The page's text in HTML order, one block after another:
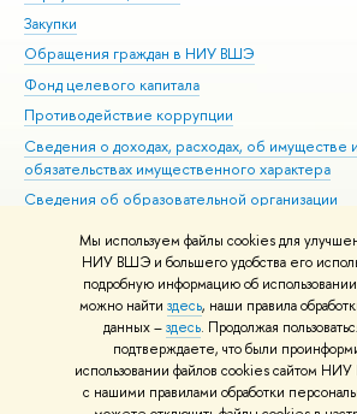
Мы используем файлы cookies для
НИУ ВШЭ и большего удобства его
подробную информацию об
можно найти здесь, наши правила
данных –здесь. Продолжая
подтверждаете, что были
использовании файлов cookies сайтом
с нашими правилами обработки
Закупки
Обращения граждан в НИУ ВШЭ
Фонд целевого капитала
Противодействие коррупции
Сведения о доходах, расходах, об имуществе и
обязательствах имущественного характера
Сведения об образовательной организации
Людям с ограниченными возможностями
Единая платежная страница
Работа в Вышке
© НИУ ВШЭ 1993–2026 Адреса и контакты
материалов Политика конфиденциальности